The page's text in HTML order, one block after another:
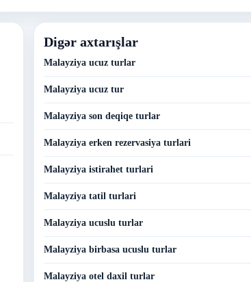
Digər axtarışlar
Malayziya ucuz turlar
Malayziya ucuz tur
Malayziya son deqiqe turlar
Malayziya erken rezervasiya turlari
Malayziya istirahet turlari
Malayziya tatil turlari
Malayziya ucuslu turlar
Malayziya birbasa ucuslu turlar
Malayziya otel daxil turlar